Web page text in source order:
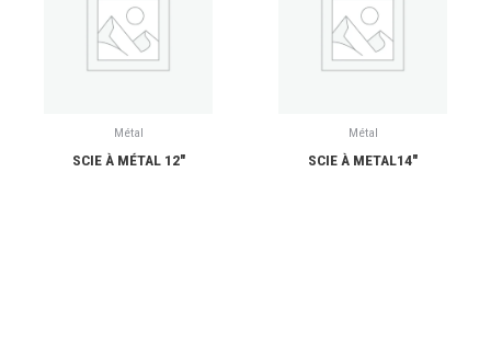
Métal
SCIE À MÉTAL 12″
Métal
SCIE À METAL14″